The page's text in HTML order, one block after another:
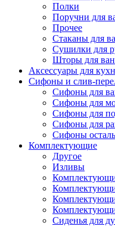
Полки
Поручни для
Прочее
Стаканы для
Сушилки для
Шторы для
Аксессуары для
Сифоны и слив-
Сифоны для
Сифоны для
Сифоны для
Сифоны для
Сифоны
Комплектующие
Другое
Изливы
Сиденья для